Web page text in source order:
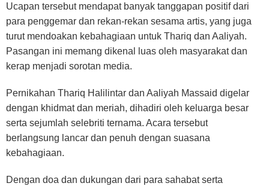
Ucapan tersebut mendapat banyak tanggapan positif dari
para penggemar dan rekan-rekan sesama artis, yang juga
turut mendoakan kebahagiaan untuk Thariq dan Aaliyah.
Pasangan ini memang dikenal luas oleh masyarakat dan
kerap menjadi sorotan media.
Pernikahan Thariq Halilintar dan Aaliyah Massaid digelar
dengan khidmat dan meriah, dihadiri oleh keluarga besar
serta sejumlah selebriti ternama. Acara tersebut
berlangsung lancar dan penuh dengan suasana
kebahagiaan.
Dengan doa dan dukungan dari para sahabat serta